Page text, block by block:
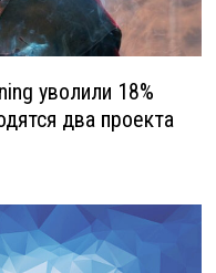
уволили 18%
два проекта